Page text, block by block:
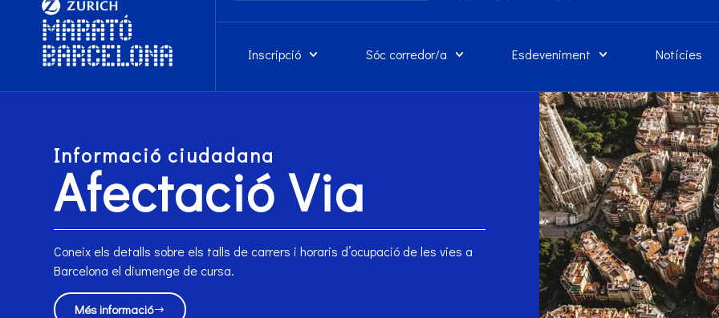
Inscripció Sóc corredor/a Esdeveniment Notícies
Informació ciudadana
Afectació Via
Coneix els detalls sobre els talls de carrers i horaris d’ocupació de les vies a
Barcelona el diumenge de cursa.
Més informació